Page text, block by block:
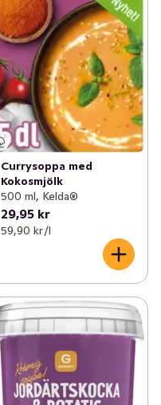
Currysoppa med
Kokosmjölk
500 ml, Kelda®
29,95 kr
59,90 kr /l